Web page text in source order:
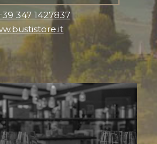
347 1427837